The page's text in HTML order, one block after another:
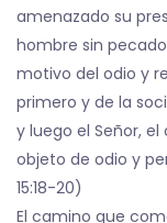
amenazado su
hombre sin
motivo del odio y
primero y de la
y luego el Señor,
objeto de odio y
15:18-20)
El camino que